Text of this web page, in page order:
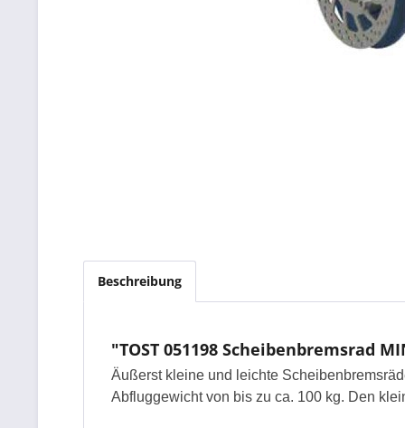
Beschreibung
"TOST 051198 Scheibenbremsrad
Äußerst kleine und leichte
Abfluggewicht von bis zu ca. 100 kg. Den